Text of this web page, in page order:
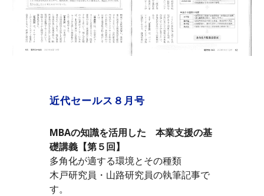
近代セールス８月号
MBAの知識を活用した　本業支援の基
礎講義【第５回】
多角化が適する環境とその種類
木戸研究員・山路研究員の執筆記事で
す。